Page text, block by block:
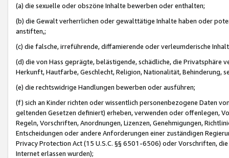
(a) die sexuelle oder obszöne Inhalte bewerben oder enthalten;
(b) die Gewalt verherrlichen oder gewalttätige Inhalte haben oder
anstiften,;
(c) die falsche, irreführende, diffamierende oder verleumderische
(d) die von Hass geprägte, belästigende, schädliche, die Privatsphäre
Herkunft, Hautfarbe, Geschlecht, Religion, Nationalität, Behinderung,
(e) die rechtswidrige Handlungen bewerben oder ausführen;
(f) sich an Kinder richten oder wissentlich personenbezogene Daten
geltenden Gesetzen definiert) erheben, verwenden oder offenlegen,
Regeln, Vorschriften, Anordnungen, Lizenzen, Genehmigungen,
Entscheidungen oder andere Anforderungen einer zuständigen
Privacy Protection Act (15 U.S.C. §§ 6501-6506) oder Vorschriften,
Internet erlassen wurden);